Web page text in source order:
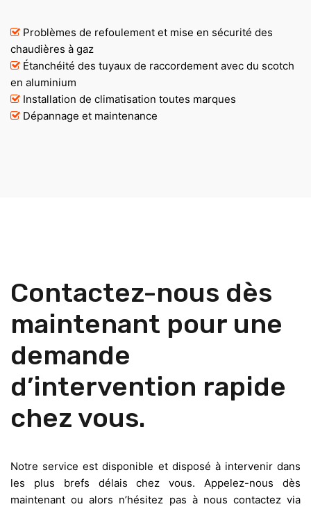
Problèmes de refoulement et mise en sécurité des
chaudières à gaz
Étanchéité des tuyaux de raccordement avec du scotch
en aluminium
Installation de climatisation toutes marques
Dépannage et maintenance
Contactez-nous dès
maintenant pour une
demande
d’intervention rapide
chez vous.
Notre service est disponible et disposé à intervenir dans
les plus brefs délais chez vous. Appelez-nous dès
maintenant ou alors n’hésitez pas à nous contactez via